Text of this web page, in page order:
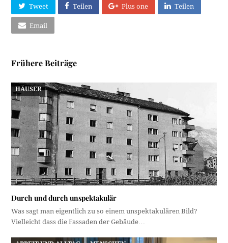
Tweet Teilen Plus one Teilen
Email
Frühere Beiträge
HÄUSER
Durch und durch unspektakulär
Was sagt man eigentlich zu so einem unspektakulären Bild?
Vielleicht dass die Fassaden der Gebäude…